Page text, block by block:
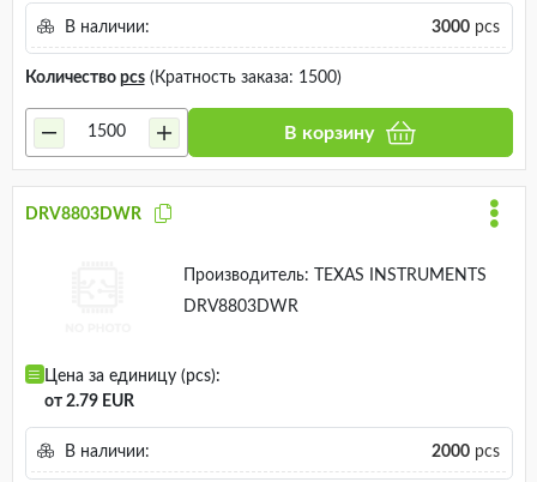
В наличии: 3000pcs
Количество pcs(Кратность заказа: 1500)
В корзину
DRV8803DWR
Производитель:
TEXAS INSTRUMENTS
DRV8803DWR
Цена за единицу (pcs):
от 2.79 EUR
В наличии: 2000pcs